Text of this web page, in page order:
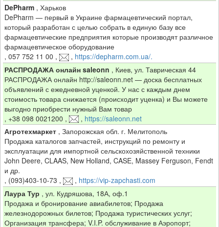
DePharm, Харьков
DePharm — первый в Украине фармацевтический портал,
который разработан с целью собрать в единую базу все
фармацевтические предприятия которые производят различное
фармацевтическое оборудование
, 057 752 11 00 , , https://depharm.com.ua/.
РАСПРОДАЖА онлайн saleonn , Киев, ул. Таврическая 44
РАСПРОДАЖА онлайн http://saleonn.net — доска бесплатных
объявлений с ежедневной уценкой. У нас с каждым днем
стоимость товара снижается (происходит уценка) и Вы можете
выгодно приобрести нужный Вам товар
, +38 098 0021200 , , https://saleonn.net
Агротехмаркет, Запорожская обл. г. Мелитополь
Продажа каталогов запчастей, инструкций по ремонту и
эксплуатации для импортной сельскохозяйственной техники
John Deere, CLAAS, New Holland, CASE, Massey Ferguson, Fendt
и др.
, (093)403-10-73 , , https://vip-zapchasti.com
Лаура Тур , ул. Кудряшова, 18А, оф.1
Продажа и бронирование авиабилетов; Продажа
железнодорожных билетов; Продажа туристических услуг;
Организация трансфера; V.I.P. обслуживание в Аэропорт;